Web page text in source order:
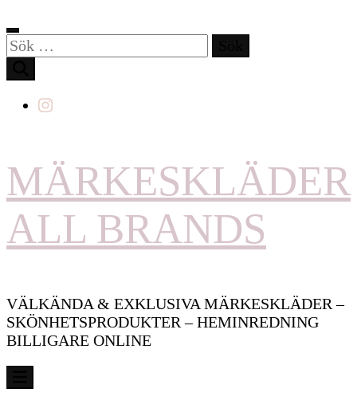
Sök
efter:
MÄRKESKLÄDER
ALL BRANDS
VÄLKÄNDA & EXKLUSIVA MÄRKESKLÄDER –
SKÖNHETSPRODUKTER – HEMINREDNING
BILLIGARE ONLINE